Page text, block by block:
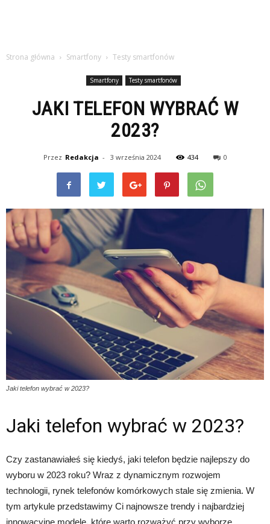
Strona główna Smartfony Testy smartfonów
Smartfony Testy smartfonów
JAKI TELEFON WYBRAĆ W
2023?
Przez Redakcja - 3 września 2024 434 0
Jaki telefon wybrać w 2023?
Jaki telefon wybrać w 2023?
Czy zastanawiałeś się kiedyś, jaki telefon będzie najlepszy do
wyboru w 2023 roku? Wraz z dynamicznym rozwojem
technologii, rynek telefonów komórkowych stale się zmienia. W
tym artykule przedstawimy Ci najnowsze trendy i najbardziej